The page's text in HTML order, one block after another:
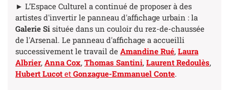
► L’Espace Culturel a continué de proposer à des
artistes d'invertir le panneau d'affichage urbain : la
Galerie Si située dans un couloir du rez-de-chaussée
de l'Arsenal. Le panneau d'affichage a accueilli
successivement le travail de Amandine Rué, Laura
Albrier, Anna Cox, Thomas Santini, Laurent Redoulès,
Hubert Lucot et Gonzague-Emmanuel Conte.